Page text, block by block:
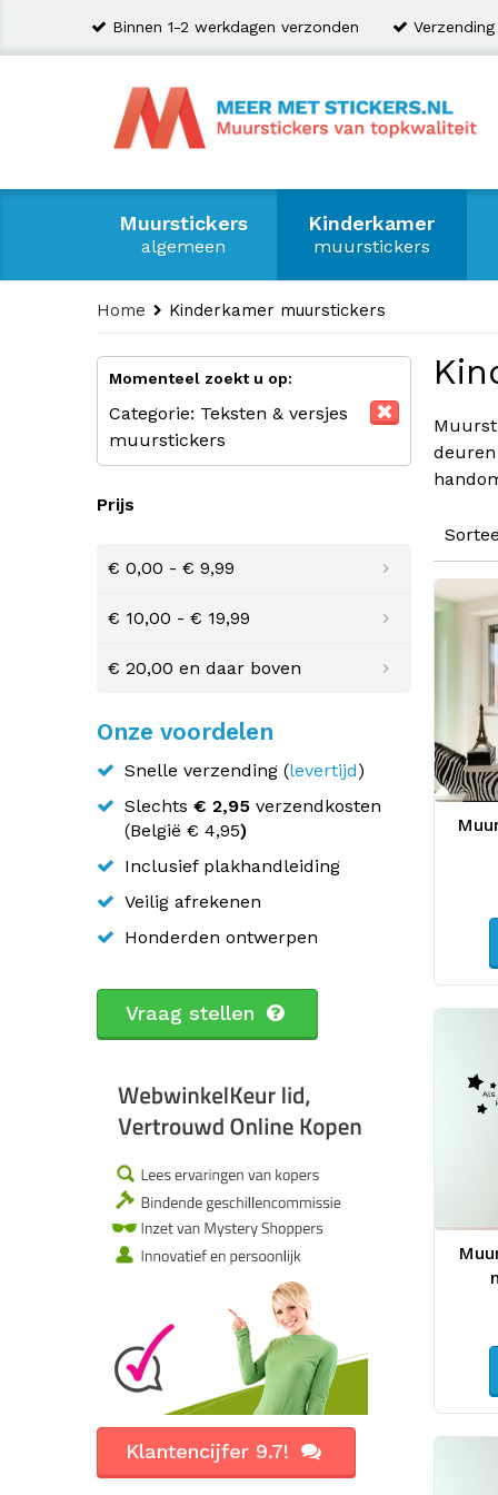
Binnen 1-2 werkdagen verzonden
Muurstickers
algemeen
Kinderkamer
muurstickers
Home Kinderkamer muurstickers
Momenteel zoekt u op:
Categorie: Teksten & versjes
muurstickers
Prijs
€ 0,00 - € 9,99
€ 10,00 - € 19,99
€ 20,00 en daar boven
Onze voordelen
Snelle verzending (levertijd)
Slechts € 2,95 verzendkosten
(België € 4,95)
Inclusief plakhandleiding
Veilig afrekenen
Honderden ontwerpen
Vraag stellen
Klantencijfer 9.7!